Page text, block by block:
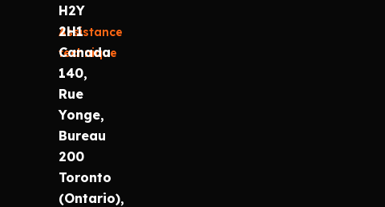
Assistance
technique
H2Y
2H1
Canada
140,
Rue
Yonge,
Bureau
200
Toronto
(Ontario),